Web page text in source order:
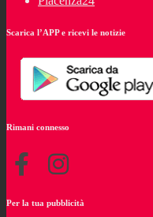
Scarica l’APP e ricevi le notizie
Rimani connesso
Per la tua pubblicità